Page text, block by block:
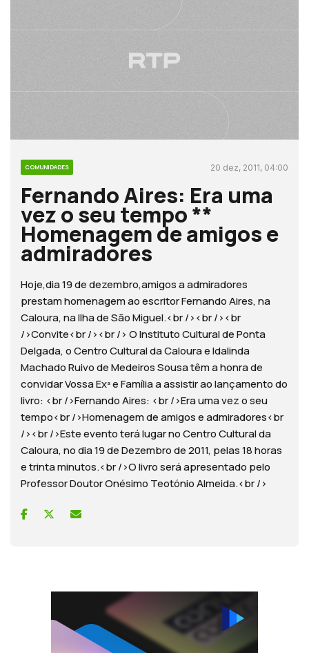
COMUNIDADES 20 dez, 2011, 04:00
Fernando Aires: Era uma
vez o seu tempo **
Homenagem de amigos e
admiradores
Hoje,dia 19 de dezembro,amigos a admiradores
prestam homenagem ao escritor Fernando Aires, na
Caloura, na Ilha de São Miguel.<br /><br /><br
/>Convite<br /><br /> O Instituto Cultural de Ponta
Delgada, o Centro Cultural da Caloura e Idalinda
Machado Ruivo de Medeiros Sousa têm a honra de
convidar Vossa Exª e Família a assistir ao lançamento do
livro: <br />Fernando Aires: <br />Era uma vez o seu
tempo<br />Homenagem de amigos e admiradores<br
/><br />Este evento terá lugar no Centro Cultural da
Caloura, no dia 19 de Dezembro de 2011, pelas 18 horas
e trinta minutos.<br />O livro será apresentado pelo
Professor Doutor Onésimo Teotónio Almeida.<br />